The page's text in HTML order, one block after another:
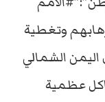
وتغطية
اليمن الشمالي
عظمية